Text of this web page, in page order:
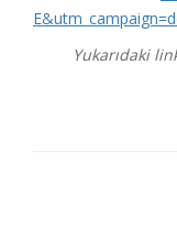
Yukarıdaki